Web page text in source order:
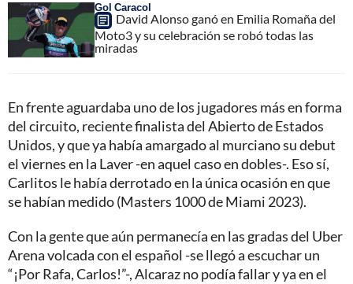
Gol Caracol
David Alonso ganó en Emilia Romaña del
Moto3 y su celebración se robó todas las
miradas
En frente aguardaba uno de los jugadores más en forma
del circuito, reciente finalista del Abierto de Estados
Unidos, y que ya había amargado al murciano su debut
el viernes en la Laver -en aquel caso en dobles-. Eso sí,
Carlitos le había derrotado en la única ocasión en que
se habían medido (Masters 1000 de Miami 2023).
Con la gente que aún permanecía en las gradas del Uber
Arena volcada con el español -se llegó a escuchar un
“¡Por Rafa, Carlos!”-, Alcaraz no podía fallar y ya en el